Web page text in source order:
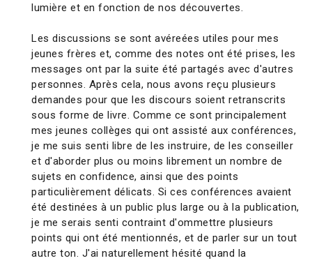
lumière et en fonction de nos découvertes.
Les discussions se sont avéreées utiles pour mes
jeunes frères et, comme des notes ont été prises, les
messages ont par la suite été partagés avec d'autres
personnes. Après cela, nous avons reçu plusieurs
demandes pour que les discours soient retranscrits
sous forme de livre. Comme ce sont principalement
mes jeunes collèges qui ont assisté aux conférences,
je me suis senti libre de les instruire, de les conseiller
et d'aborder plus ou moins librement un nombre de
sujets en confidence, ainsi que des points
particulièrement délicats. Si ces conférences avaient
été destinées à un public plus large ou à la publication,
je me serais senti contraint d'ommettre plusieurs
points qui ont été mentionnés, et de parler sur un tout
autre ton. J'ai naturellement hésité quand la